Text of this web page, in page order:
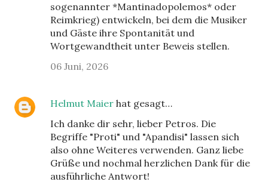
sogenannter *Mantinadopolemos* oder
Reimkrieg) entwickeln, bei dem die Musiker
und Gäste ihre Spontanität und
Wortgewandtheit unter Beweis stellen.
06 Juni, 2026
Helmut Maier hat gesagt…
Ich danke dir sehr, lieber Petros. Die
Begriffe "Proti" und "Apandisi" lassen sich
also ohne Weiteres verwenden. Ganz liebe
Grüße und nochmal herzlichen Dank für die
ausführliche Antwort!